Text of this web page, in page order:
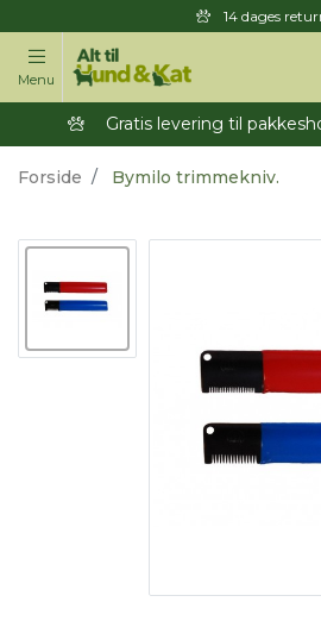
14 dages
Menu
Gratis levering til
Forside Bymilo trimmekniv.